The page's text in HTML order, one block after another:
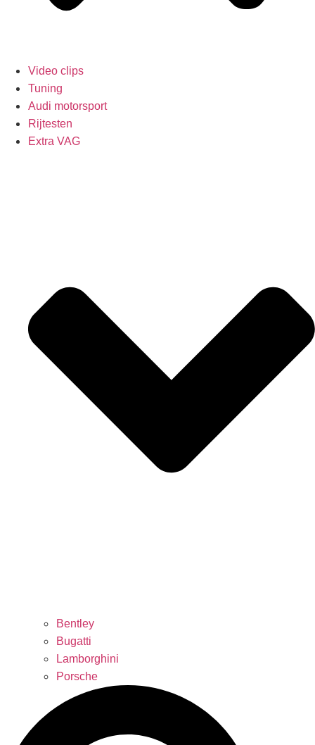
Video clips
Tuning
Audi motorsport
Rijtesten
Extra VAG
Bentley
Bugatti
Lamborghini
Porsche